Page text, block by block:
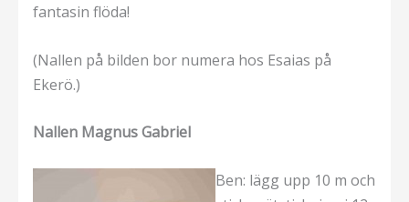
fantasin flöda!
(Nallen på bilden bor numera hos Esaias på
Ekerö.)
Nallen Magnus Gabriel
Ben: lägg upp 10 m och